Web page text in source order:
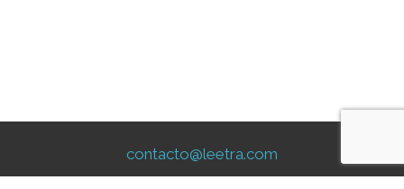
contacto@leetra.com